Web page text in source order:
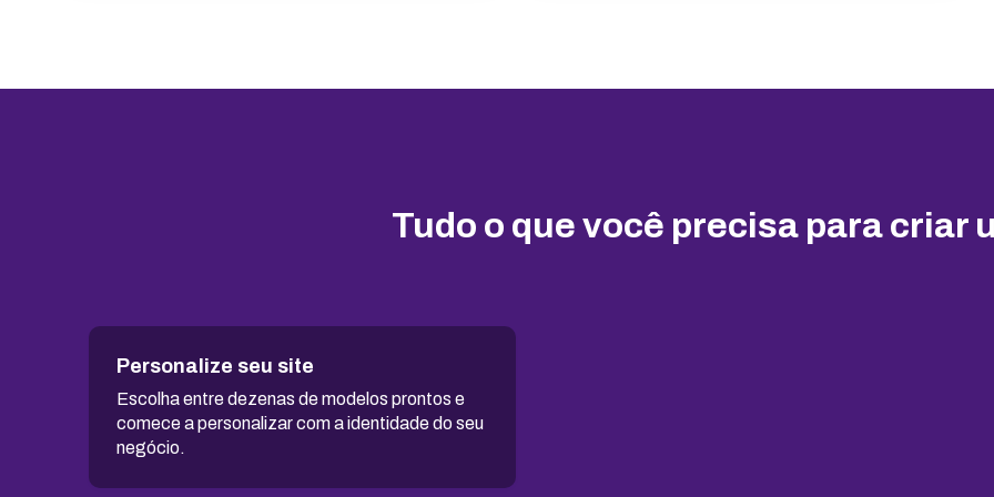
Backup diário
Gerenciador de acessos
Tudo o que você precisa para criar
Personalize seu site
Escolha entre dezenas de modelos prontos e
comece a personalizar com a identidade do seu
negócio.